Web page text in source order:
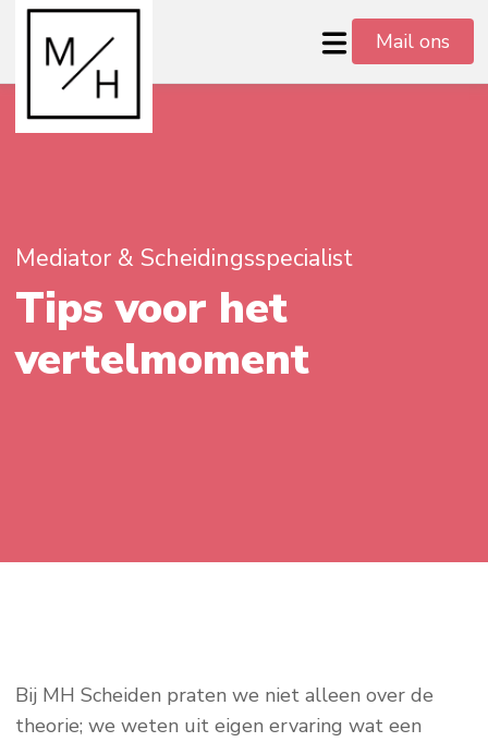
Mail ons
Mediator & Scheidingsspecialist
Tips voor het
vertelmoment
Bij MH Scheiden praten we niet alleen over de
theorie; we weten uit eigen ervaring wat een